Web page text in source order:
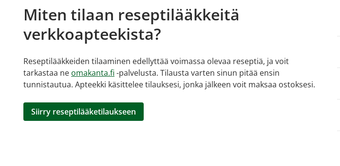
Miten tilaan reseptilääkkeitä
verkkoapteekista?
Reseptilääkkeiden tilaaminen edellyttää voimassa olevaa reseptiä, ja voit
tarkastaa ne omakanta.fi -palvelusta. Tilausta varten sinun pitää ensin
tunnistautua. Apteekki käsittelee tilauksesi, jonka jälkeen voit maksaa ostoksesi.
Siirry reseptilääketilaukseen